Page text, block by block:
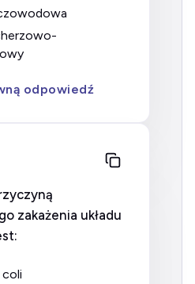
odpowiedź
zakażenia układu
coli